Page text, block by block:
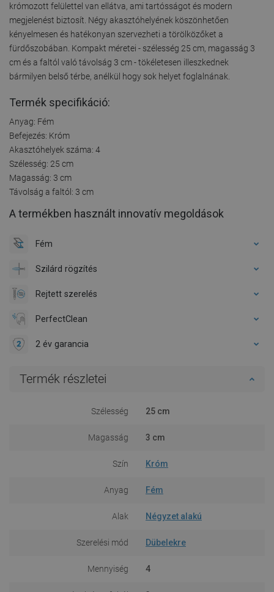
krómozott felülettel van ellátva, ami tartósságot és modern
megjelenést biztosít. Négy akasztóhelyének köszönhetően
kényelmesen és hatékonyan szervezheti a törölközőket a
fürdőszobában. Kompakt méretei - szélesség 25 cm, magasság 3
cm és a faltól való távolság 3 cm - tökéletesen illeszkednek
bármilyen belső térbe, anélkül hogy sok helyet foglalnának.
Termék specifikáció:
Anyag: Fém
Befejezés: Króm
Akasztóhelyek száma: 4
Szélesség: 25 cm
Magasság: 3 cm
Távolság a faltól: 3 cm
A termékben használt innovatív megoldások
Fém
Szilárd rögzítés
Rejtett szerelés
PerfectClean
2 év garancia
Termék részletei
Szélesség 25 cm
Magasság 3 cm
Szín Króm
Anyag Fém
Alak Négyzet alakú
Szerelési mód Dübelekre
Mennyiség 4